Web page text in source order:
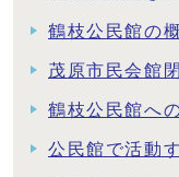
鶴枝公民館の
茂原市民会館
鶴枝公民館へ
公民館で活動